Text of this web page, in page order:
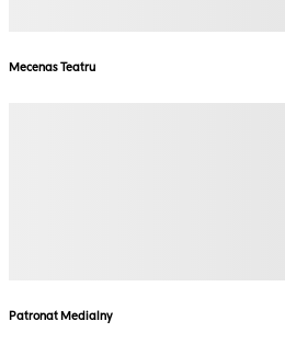
Mecenas Teatru
Patronat Medialny